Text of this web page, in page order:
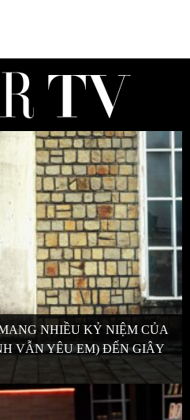
NHIỀU KỶ NIỆM CỦA
VẪN YÊU EM) ĐẾN GIÂY